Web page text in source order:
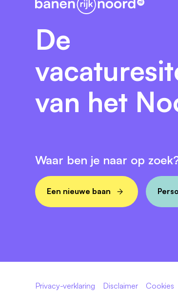
Omrin verwerkt elke dag
van Nederland in. Maar al die
ploegleider of sorteerder.
Met jou halen we alles eruit.
De
van het
Waar ben je naar op
Een nieuwe baan
Privacy-verklaring Disclaimer Cookies